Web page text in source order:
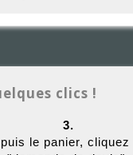
clics !
3.
le panier, cliquez